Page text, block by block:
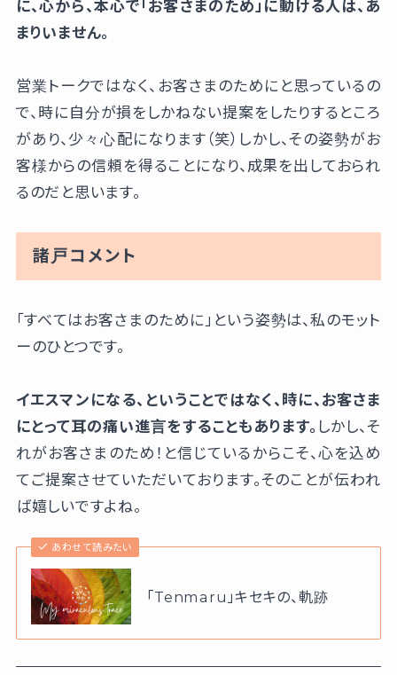
に、心から、本心で「お客さまのため」に動ける人は、あ
まりいません。
営業トークではなく、お客さまのためにと思っているの
で、時に自分が損をしかねない提案をしたりするところ
があり、少々心配になります（笑）しかし、その姿勢がお
客様からの信頼を得ることになり、成果を出しておられ
るのだと思います。
諸戸コメント
「すべてはお客さまのために」という姿勢は、私のモット
ーのひとつです。
イエスマンになる、ということではなく、時に、お客さま
にとって耳の痛い進言をすることもあります。 しかし、そ
れがお客さまのため！と信じているからこそ、心を込め
てご提案させていただいております。そのことが伝われ
ば嬉しいですよね。
あわせて読みたい
「Tenmaru」キセキの、軌跡